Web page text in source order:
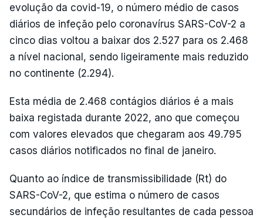
evolução da covid-19, o número médio de casos
diários de infeção pelo coronavírus SARS-CoV-2 a
cinco dias voltou a baixar dos 2.527 para os 2.468
a nível nacional, sendo ligeiramente mais reduzido
no continente (2.294).
Esta média de 2.468 contágios diários é a mais
baixa registada durante 2022, ano que começou
com valores elevados que chegaram aos 49.795
casos diários notificados no final de janeiro.
Quanto ao índice de transmissibilidade (Rt) do
SARS-CoV-2, que estima o número de casos
secundários de infeção resultantes de cada pessoa